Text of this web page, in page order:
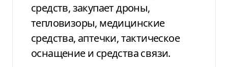
средств, закупает дроны,
тепловизоры, медицинские
средства, аптечки, тактическое
оснащение и средства связи.